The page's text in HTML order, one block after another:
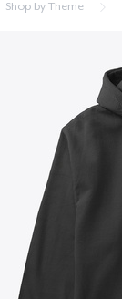
Shop by Theme